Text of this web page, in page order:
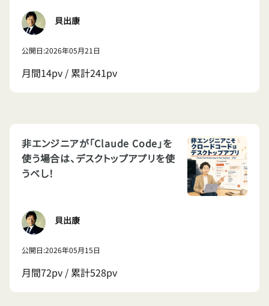
貝出康
公開日:2026年05月21日
月間14pv / 累計241pv
非エンジニアが「Claude Code」を
使う場合は、デスクトップアプリを使
うベし！
貝出康
公開日:2026年05月15日
月間72pv / 累計528pv